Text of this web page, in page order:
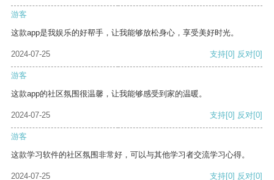
游客
这款app是我娱乐的好帮手，让我能够放松身心，享受美好时光。
2024-07-25 支持[0] 反对[0]
游客
这款app的社区氛围很温馨，让我能够感受到家的温暖。
2024-07-25 支持[0] 反对[0]
游客
这款学习软件的社区氛围非常好，可以与其他学习者交流学习心得。
2024-07-25 支持[0] 反对[0]